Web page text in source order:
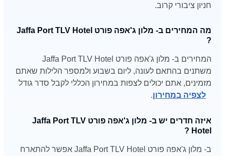
חניון ציבורי קרוב.
מה המחירים ב- מלון ג'אפה פורט Jaffa Port TLV Hotel
?
המחירים ב- מלון ג'אפה פורט Jaffa Port TLV Hotel
משתנים בהתאם לעונה, ליום בשבוע ולמספר הלילות שאתם
מזמינים, אתם יכולים לצפות במחירון הכללי לקבל סדר גודל
לצפיה במחירון.
איזה חדרים יש ב- מלון ג'אפה פורט Jaffa Port TLV
Hotel ?
ב- מלון ג'אפה פורט Jaffa Port TLV Hotel אפשר להתארח